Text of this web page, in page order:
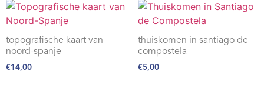
topografische kaart van
noord-spanje
€14,00
thuiskomen in santiago de
compostela
€5,00